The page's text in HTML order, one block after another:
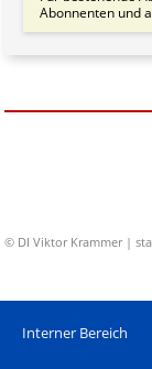
Abonnenten und
© DI Viktor Krammer |
Interner Bereich